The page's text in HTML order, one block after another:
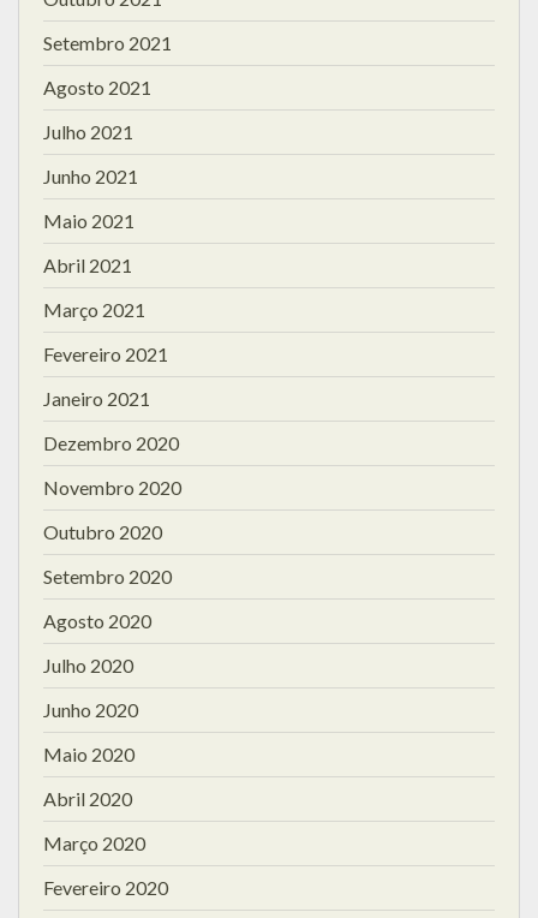
Setembro 2021
Agosto 2021
Julho 2021
Junho 2021
Maio 2021
Abril 2021
Março 2021
Fevereiro 2021
Janeiro 2021
Dezembro 2020
Novembro 2020
Outubro 2020
Setembro 2020
Agosto 2020
Julho 2020
Junho 2020
Maio 2020
Abril 2020
Março 2020
Fevereiro 2020